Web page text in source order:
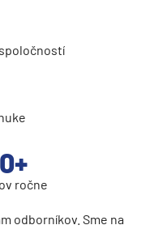
ročne
odborníkov. Sme na